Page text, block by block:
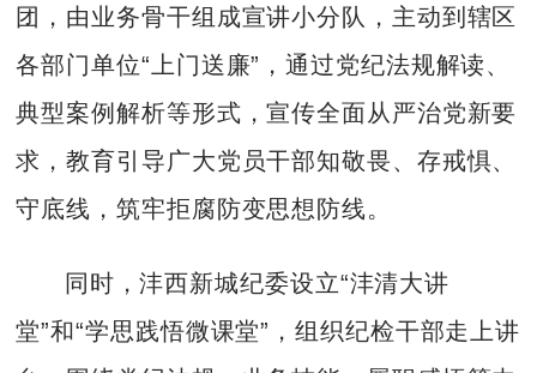
团，由业务骨干组成宣讲小分队，主动到辖区
各部门单位“上门送廉”，通过党纪法规解读、
典型案例解析等形式，宣传全面从严治党新要
求，教育引导广大党员干部知敬畏、存戒惧、
守底线，筑牢拒腐防变思想防线。
同时，沣西新城纪委设立“沣清大讲
堂”和“学思践悟微课堂”，组织纪检干部走上讲